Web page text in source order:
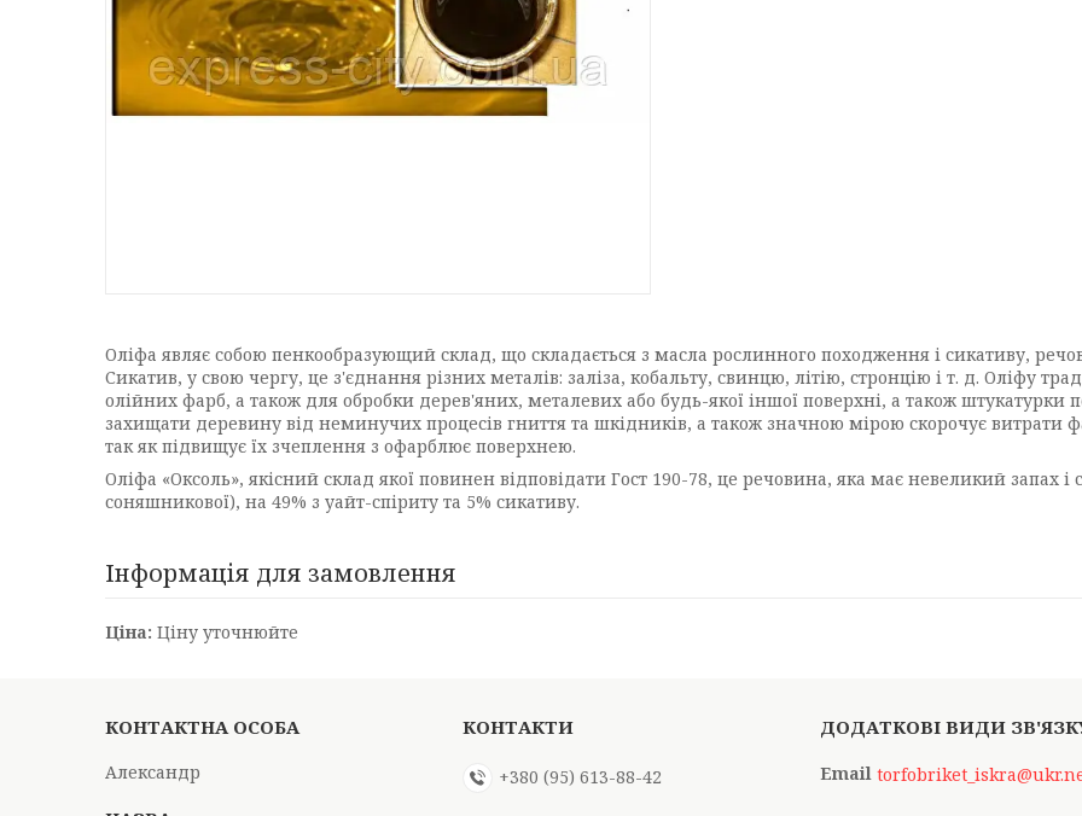
Оліфа являє собою пенкообразующий склад, що складається з масла рослинного походження і сикативу,
Сикатив, у свою чергу, це з'єднання різних металів: заліза, кобальту, свинцю, літію, стронцію і т. д. Оліфу
олійних фарб, а також для обробки дерев'яних, металевих або будь-якої іншої поверхні, а також
захищати деревину від неминучих процесів гниття та шкідників, а також значною мірою скорочує витрати
так як підвищує їх зчеплення з офарблює поверхнею.
Оліфа «Оксоль», якісний склад якої повинен відповідати Гост 190-78, це речовина, яка має невеликий запах і
соняшникової), на 49% з уайт-спіриту та 5% сикативу.
Інформація для замовлення
Ціна: Ціну уточнюйте
Александр +380 (95) 613-88-42